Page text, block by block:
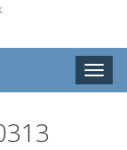
Toggle